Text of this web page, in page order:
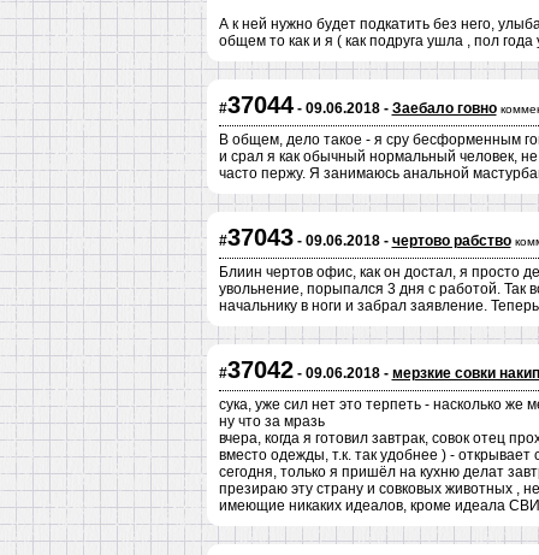
А к ней нужно будет подкатить без него,
общем то как и я ( как подруга ушла , пол
#37044- 09.06.2018 - Заебало говно
В общем, дело такое - я сру бесформенным
и срал я как обычный нормальный человек,
часто пержу. Я занимаюсь анальной
#37043- 09.06.2018 - чертово рабство
Блиин чертов офис, как он достал, я просто
увольнение, порыпался 3 дня с работой. Так
начальнику в ноги и забрал заявление.
#37042- 09.06.2018 - мерзкие совки
сука, уже сил нет это терпеть - насколько же
ну что за мразь
вчера, когда я готовил завтрак, совок отец
вместо одежды, т.к. так удобнее ) - открывает
сегодня, только я пришёл на кухню делат
презираю эту страну и совковых животных ,
имеющие никаких идеалов, кроме